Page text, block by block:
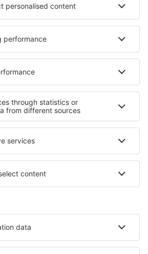
Les Monges
Unterkunft in Rhineland-Palatinate
Unterkunft in Tunesien
Mountains
Unterkunft in Costa Adeje
Bory Tucholskie